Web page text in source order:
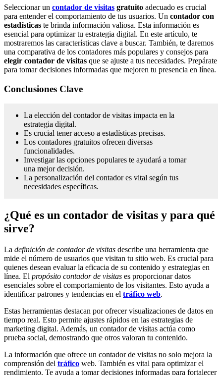
Seleccionar un contador de visitas gratuito adecuado es crucial
para entender el comportamiento de tus usuarios. Un contador con
estadísticas te brinda información valiosa. Esta información es
esencial para optimizar tu estrategia digital. En este artículo, te
mostraremos las características clave a buscar. También, te daremos
una comparativa de los contadores más populares y consejos para
elegir contador de visitas que se ajuste a tus necesidades. Prepárate
para tomar decisiones informadas que mejoren tu presencia en línea.
Conclusiones Clave
La elección del contador de visitas impacta en la
estrategia digital.
Es crucial tener acceso a estadísticas precisas.
Los contadores gratuitos ofrecen diversas
funcionalidades.
Investigar las opciones populares te ayudará a tomar
una mejor decisión.
La personalización del contador es vital según tus
necesidades específicas.
¿Qué es un contador de visitas y para qué
sirve?
La definición de contador de visitas describe una herramienta que
mide el número de usuarios que visitan tu sitio web. Es crucial para
quienes desean evaluar la eficacia de su contenido y estrategias en
línea. El propósito contador de visitas es proporcionar datos
esenciales sobre el comportamiento de los visitantes. Esto ayuda a
identificar patrones y tendencias en el tráfico web.
Estas herramientas destacan por ofrecer visualizaciones de datos en
tiempo real. Esto permite ajustes rápidos en las estrategias de
marketing digital. Además, un contador de visitas actúa como
prueba social, demostrando que otros valoran tu contenido.
La información que ofrece un contador de visitas no solo mejora la
comprensión del tráfico web. También es vital para optimizar el
rendimiento. Te ayuda a tomar decisiones informadas para fortalecer